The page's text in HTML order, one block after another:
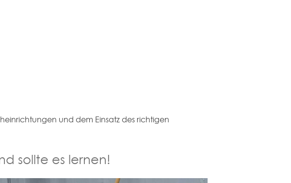
und dem Einsatz des richtigen
sollte es lernen!